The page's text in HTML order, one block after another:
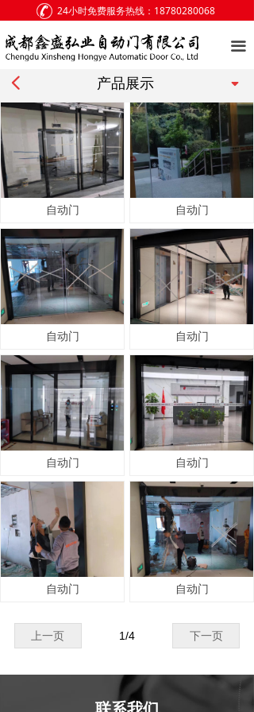
끀
网站首页
关于我们
产品展示
客户案例
新闻中心
访客留言
联系我们
24小时免费服务热线：18780280068
넳 끙
产品展示
自动门 自动门
自动门 自动门
自动门 自动门
自动门 自动门
上一页 下一页
1/4